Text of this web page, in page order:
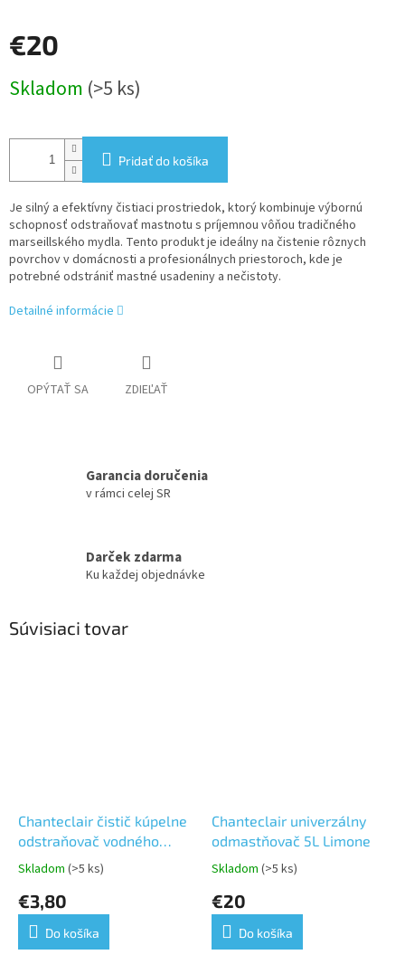
€20
cena:
Skladom (>5 ks)
Pridať do košíka
Je silný a efektívny čistiaci prostriedok, ktorý kombinuje výbornú
schopnosť odstraňovať mastnotu s príjemnou vôňou tradičného
marseillského mydla. Tento produkt je ideálny na čistenie rôznych
povrchov v domácnosti a profesionálnych priestoroch, kde je
potrebné odstrániť mastné usadeniny a nečistoty.
Detailné informácie
OPÝTAŤ SA ZDIEĽAŤ
Garancia doručenia
v rámci celej SR
Darček zdarma
Ku každej objednávke
Súvisiaci tovar
Chanteclair čistič kúpelne
odstraňovač vodného
kameňa 625ml
Priemerné
produktu
5,0
Skladom (>5 ks)
€3,80
Do košíka
Chanteclair univerzálny
odmastňovač 5L Limone
Priemerné
produktu
5,0
Skladom (>5 ks)
€20
Do košíka